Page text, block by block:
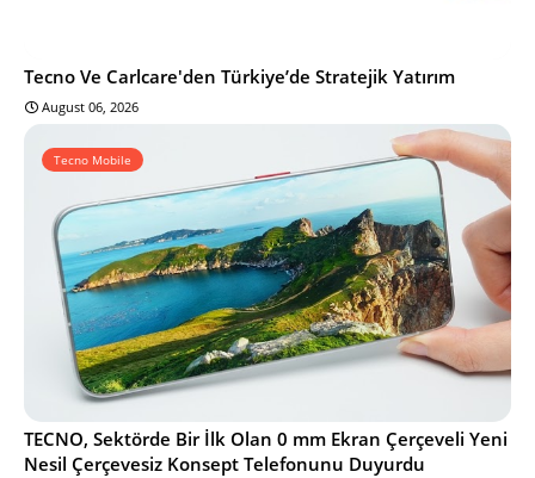
Tecno Ve Carlcare'den Türkiye’de Stratejik Yatırım
August 06, 2026
Tecno Mobile
TECNO, Sektörde Bir İlk Olan 0 mm Ekran Çerçeveli Yeni
Nesil Çerçevesiz Konsept Telefonunu Duyurdu